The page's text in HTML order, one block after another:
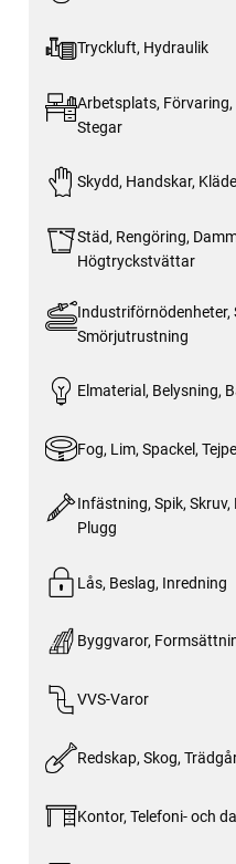
Tryckluft, Hydraulik
Arbetsplats,
Stegar
Skydd, Handskar,
Städ, Rengöring,
Högtryckstvättar
Industriförnödenheter,
Smörjutrustning
Elmaterial, Belysning,
Fog, Lim, Spackel,
Infästning, Spik, Skruv,
Plugg
Lås, Beslag, Inredning
Byggvaror,
VVS-Varor
Redskap, Skog,
Kontor, Telefoni- och